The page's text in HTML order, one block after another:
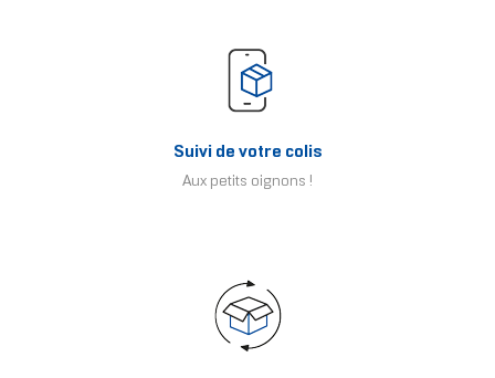
Suivi de votre colis
Aux petits oignons !